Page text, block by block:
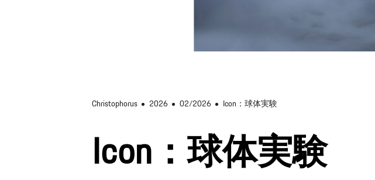
Christophorus 2026 02/2026 Icon：球体実験
Icon：球体実験